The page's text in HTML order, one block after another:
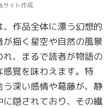
サイト作成
、作品全体に漂う幻想的
描く星空や自然の風景
、まるで読者が物語の
覚を味わえます。特
深い感情や葛藤が、静
隠されており、その繊